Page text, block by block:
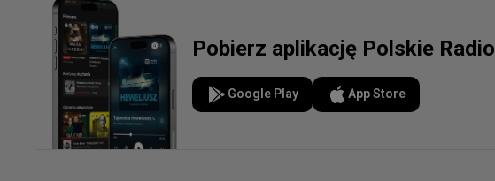
Pobierz aplikację Polskie Radio
Google Play App Store